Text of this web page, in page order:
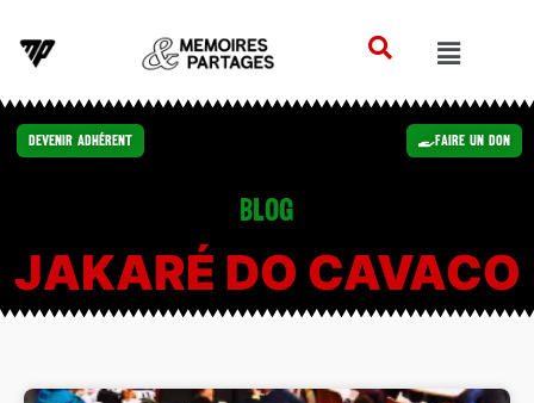
Devenir Adhérent Faire un Don
Blog
JAKARÉ DO CAVACO